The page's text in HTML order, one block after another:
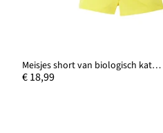
Meisjes short van biologisch katoen (set van 3)
€ 18,99